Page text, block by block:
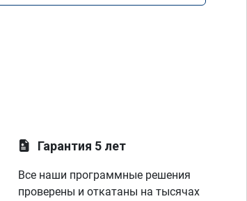
Гарантия 5 лет
Все наши программные решения
проверены и откатаны на тысячах